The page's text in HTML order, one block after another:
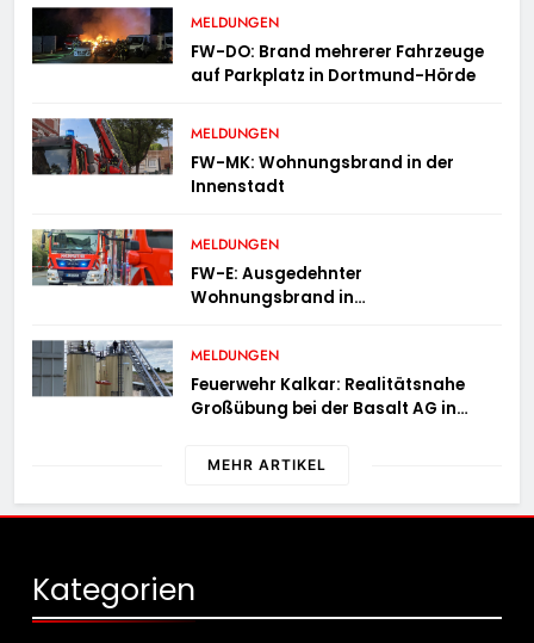
Gymnasium
MELDUNGEN
FW-DO: Brand mehrerer Fahrzeuge
auf Parkplatz in Dortmund-Hörde
MELDUNGEN
FW-MK: Wohnungsbrand in der
Innenstadt
MELDUNGEN
FW-E: Ausgedehnter
Wohnungsbrand in
müssen untergebracht werden
MELDUNGEN
Feuerwehr Kalkar: Realitätsnahe
Großübung bei der Basalt AG in
Einsatzkräfte
MEHR ARTIKEL
Kategorien